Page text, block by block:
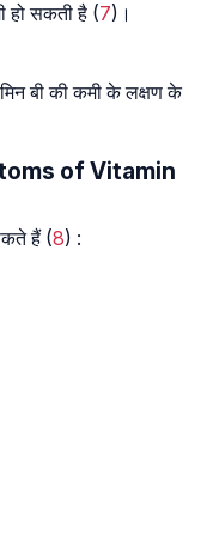
हो सकती है (7)।
बी की कमी के लक्षण के
of Vitamin
हैं (8) :